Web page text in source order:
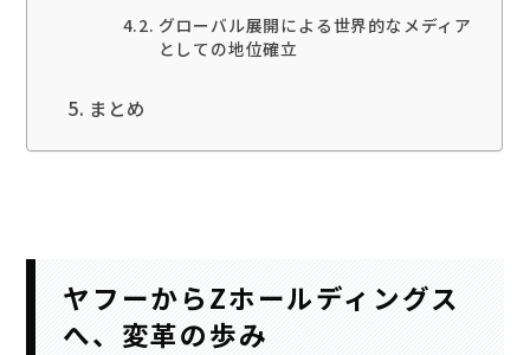
グローバル展開による世界的なメディア
としての地位確立
まとめ
ヤフーからZホールディングス
へ、変革の歩み